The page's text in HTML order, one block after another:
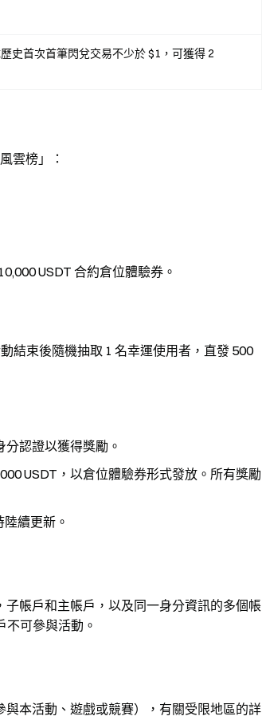
史首次首筆閃兌交易不少於 $1，可獲得 2
雲榜」：
USDT 合約倉位體驗券。
結束後隨機抽取 1 名幸運使用者，直發 500
認證以獲得獎勵。
USDT，以倉位體驗券形式發放。所有獎勵
續更新。
帳戶和主帳戶，以及同一身分資訊的多個帳
可參與活動。
本活動、遊戲或競賽），有關受限地區的詳